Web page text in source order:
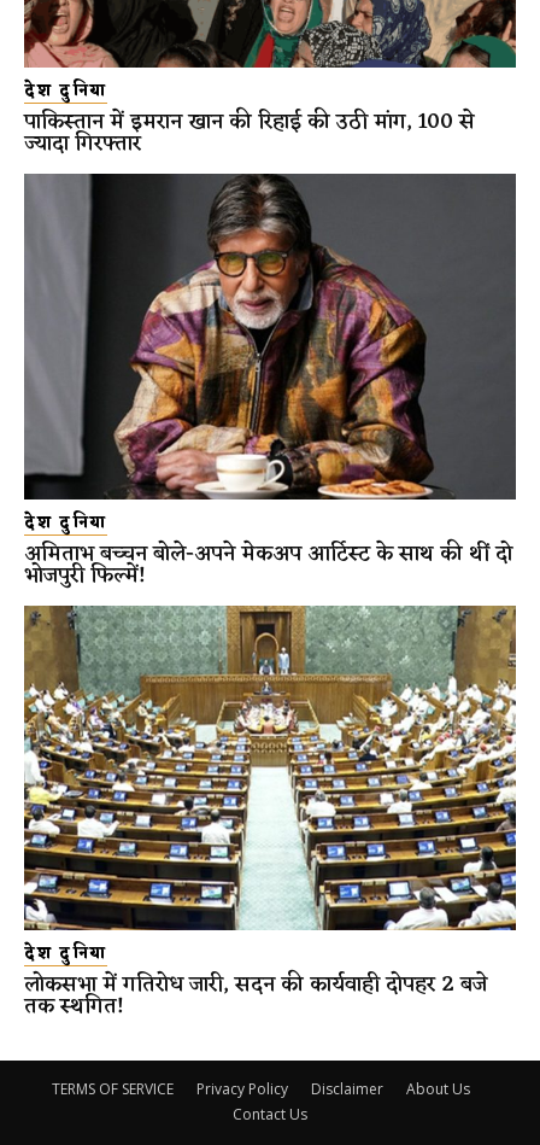
देश दुनिया
पाकिस्तान में इमरान खान की रिहाई की उठी मांग, 100 से
ज्यादा गिरफ्तार
देश दुनिया
अमिताभ बच्चन बोले-अपने मेकअप आर्टिस्ट के साथ की थीं दो
भोजपुरी फिल्में!
देश दुनिया
लोकसभा में गतिरोध जारी, सदन की कार्यवाही दोपहर 2 बजे
तक स्थगित!
TERMS OF SERVICE Privacy Policy Disclaimer
About Us
Contact Us